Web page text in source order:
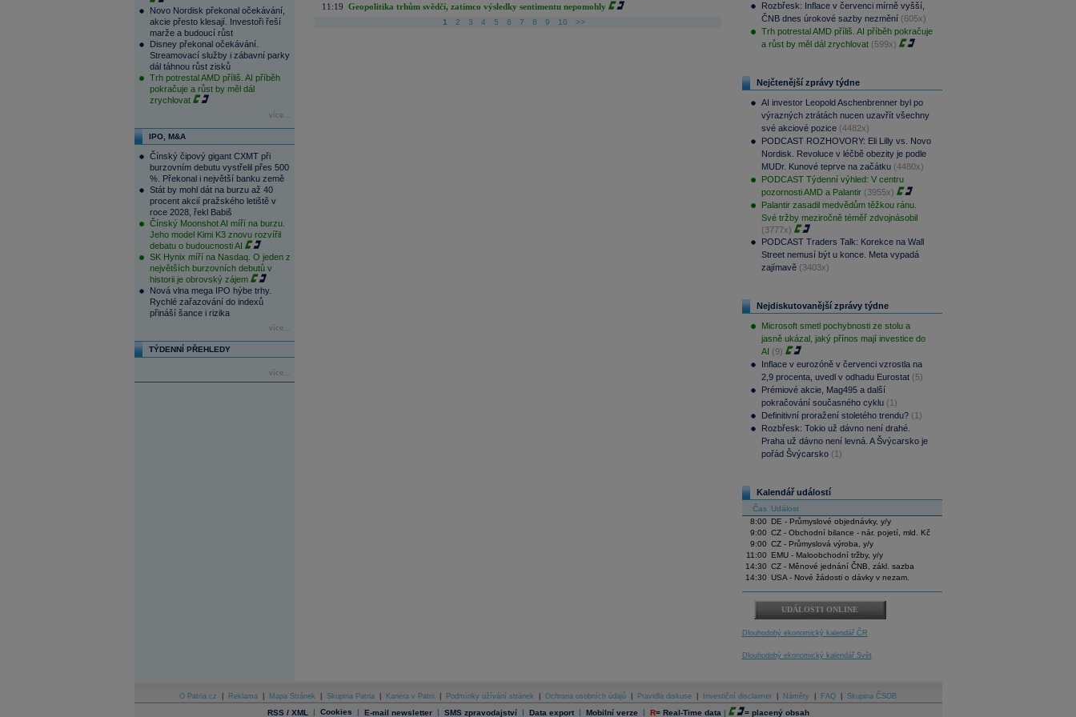
Novo Nordisk překonal očekávání,
akcie přesto klesají. Investoři řeší
marže a budoucí růst
Disney překonal očekávání.
Streamovací služby i zábavní parky
dál táhnou růst zisků
Trh potrestal AMD příliš. AI příběh
pokračuje a růst by měl dál
zrychlovat
více...
IPO, M&A
Čínský čipový gigant CXMT při
burzovním debutu vystřelil přes 500
%. Překonal i největší banku země
Stát by mohl dát na burzu až 40
procent akcií pražského letiště v
roce 2028, řekl Babiš
Čínský Moonshot AI míří na burzu.
Jeho model Kimi K3 znovu rozvířil
debatu o budoucnosti AI
SK Hynix míří na Nasdaq. O jeden z
největších burzovních debutů v
historii je obrovský zájem
Nová vlna mega IPO hýbe trhy.
Rychlé zařazování do indexů
přináší šance i rizika
více...
TÝDENNÍ PŘEHLEDY
více...
11:19 Geopolitika trhům svědčí, zatímco výsledky sentimentu nepomohly
1 2 3 4 5 6 7 8 9 10 >>
Rozbřesk: Inflace v červenci mírně vyšší,
ČNB dnes úrokové sazby nezmění (605x)
Trh potrestal AMD příliš. AI příběh pokračuje
a růst by měl dál zrychlovat (599x)
Nejčtenější zprávy týdne
AI investor Leopold Aschenbrenner byl po
výrazných ztrátách nucen uzavřít všechny
své akciové pozice (4482x)
PODCAST ROZHOVORY: Eli Lilly vs. Novo
Nordisk. Revoluce v léčbě obezity je podle
MUDr. Kunové teprve na začátku (4480x)
PODCAST Týdenní výhled: V centru
pozornosti AMD a Palantir (3955x)
Palantir zasadil medvědům těžkou ránu.
Své tržby meziročně téměř zdvojnásobil
(3777x)
PODCAST Traders Talk: Korekce na Wall
Street nemusí být u konce. Meta vypadá
zajímavě (3403x)
Nejdiskutovanější zprávy týdne
Microsoft smetl pochybnosti ze stolu a
jasně ukázal, jaký přínos mají investice do
AI (9)
Inflace v eurozóně v červenci vzrostla na
2,9 procenta, uvedl v odhadu Eurostat (5)
Prémiové akcie, Mag495 a další
pokračování současného cyklu (1)
Definitivní proražení stoletého trendu? (1)
Rozbřesk: Tokio už dávno není drahé.
Praha už dávno není levná. A Švýcarsko je
pořád Švýcarsko (1)
Kalendář událostí
Čas Událost
8:00
DE - Průmyslové objednávky, y/y
9:00 CZ - Obchodní bilance - nár. pojetí, mld. Kč
9:00 CZ - Průmyslová výroba, y/y
11:00
EMU - Maloobchodní tržby, y/y
14:30 CZ - Měnové jednání ČNB, zákl. sazba
14:30 USA - Nové žádosti o dávky v nezam.
UDÁLOSTI ONLINE
Dlouhodobý ekonomický kalendář ČR
Dlouhodobý ekonomický kalendář Svět
O Patria.cz Reklama Mapa Stránek Skupina Patria Kariéra v Patrii Podmínky užívání stránek Ochrana osobních údajů Pravidla diskuse Investiční disclaimer Náměty FAQ Skupina ČSOB
RSS / XML | Cookies | E-mail newsletter | SMS zpravodajství | Data export | Mobilní verze | R= Real-Time data | = placený obsah